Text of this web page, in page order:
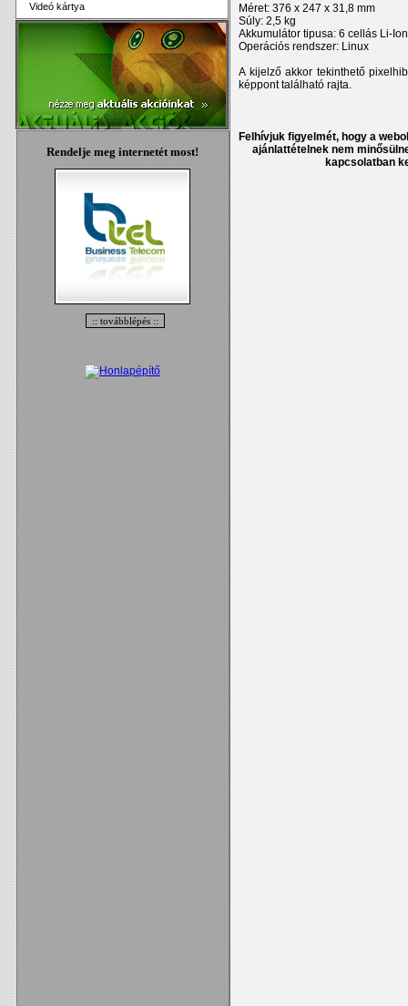
Videó kártya
Rendelje meg internetét most!
Méret: 376 x 247 x 31,8 mm
Súly: 2,5 kg
Akkumulátor tipusa: 6 cellás Li-
Operációs rendszer: Linux
A kijelző akkor tekinthető
képpont található rajta.
Felhívjuk figyelmét, hogy a
ajánlattételnek nem
kapcsolatban